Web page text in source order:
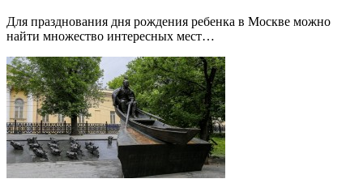
Для празднования дня рождения ребенка в Москве можно
найти множество интересных мест…